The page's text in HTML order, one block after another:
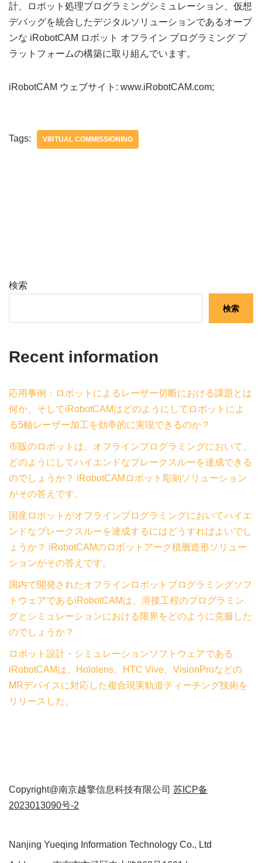
計、ロボット処理プログラミングシミュレーション、仮想
デバッグを統合したデジタルソリューションであるオープ
ンな iRobotCAM ロボット オフライン プログラミング プ
ラットフォームの構築に取り組んでいます。
iRobotCAM ウェブサイト: www.iRobotCAM.com;
Tags: VIRTUAL COMMISSIONING
検索
検索
Recent information
応用事例：ロボットによるレーザー切断における課題とは
何か、そしてiRobotCAMはどのようにしてロボットによ
る5軸レーザー加工を効率的に実現できるのか？
市販のロボットは、オフラインプログラミングにおいて、
どのようにしてハイエンドなブレークスルーを達成できる
のでしょうか？ iRobotCAMロボット彫刻ソリューション
がその答えです。
国産ロボットがオフラインプログラミングにおいてハイエ
ンドなブレークスルーを達成するにはどうすればよいでし
ょうか？ iRobotCAMのロボットアーク積層造形ソリュー
ションがその答えです。
国内で開発されたオフラインロボットプログラミングソフ
トウェアであるiRobotCAMは、溶接工程のプログラミン
グとシミュレーションにおける限界をどのように克服した
のでしょうか？
ロボット設計・シミュレーションソフトウェアである
iRobotCAMは、Hololens、HTC Vive、VisionProなどの
MRデバイスに対応した複合現実軌道ティーチング技術を
リリースした。
Copyright@南京越擎信息科技有限公司 苏ICP备
2023013090号-2
Nanjing Yueqing Information Technology Co., Ltd